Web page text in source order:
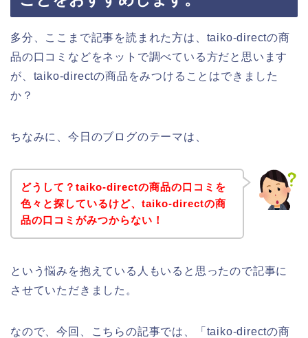
多分、ここまで記事を読まれた方は、taiko-directの商
品の口コミなどをネットで調べている方だと思います
が、taiko-directの商品をみつけることはできました
か？
ちなみに、今日のブログのテーマは、
どうして？taiko-directの商品の口コミを
色々と探しているけど、taiko-directの商
品の口コミがみつからない！
という悩みを抱えている人もいると思ったので記事に
させていただきました。
なので、今回、こちらの記事では、「taiko-directの商